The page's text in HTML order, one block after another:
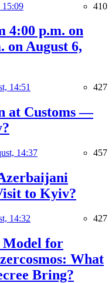
15:09 410
4:00 p.m. on
on August 6,
14:51 427
at Customs —
14:37 457
to Kyiv?
14:32 427
Model for
What
Bring?